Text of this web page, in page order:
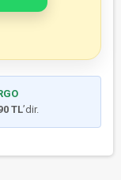
TL’dir.